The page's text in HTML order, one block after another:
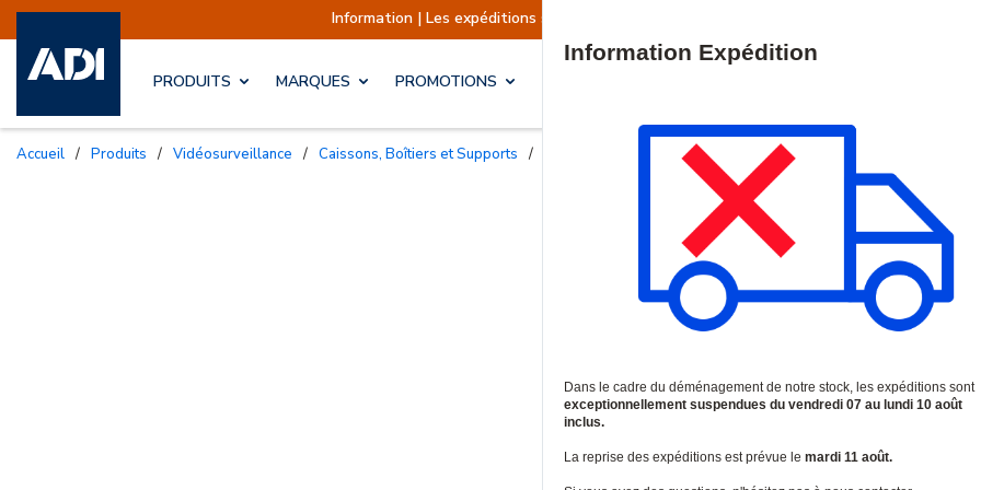
Information | Les expéditions sont actuellement suspendues Reprise
PRODUITS MARQUES PROMOTIONS
Accueil / Produits / Vidéosurveillance / Caissons, Boîtiers et Supports /